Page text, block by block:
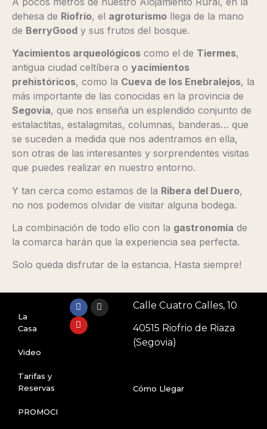
dehesa de Riofrío, el agroturismo llega de la mano
de BerryGood y sus frutos del bosque.
Yacimientos arqueológicos como el de Tiermes,
antigua ciudad celtíbera o yacimientos
prehistóricos, como la Cueva de los Enebralejos, la
más importante de las conocidas en la provincia de
Segovia, que nos enseña un esplendido conjunto de
estalactitas, estalagmitas, columnas, banderas… que
se suceden a medida que nos adentramos en ella,
son otras de las interesantes y sorprendentes visitas
que puedes realizar en nuestro entorno.
Y tan cerca como estamos de la Ribera del Duero,
no nos podemos olvidar de visitar alguna bodega.
La combinación de todo ello con la gastronomía de
la comarca harán que la experiencia sea perfecta.
Solo queda disfrutar de la estancia. Hasta siempre!
La
Casa
Video
Tarifas y
Reservas
PROMOCIONES
Calle Cuatro Calles, 10
40515 Riofrio de Riaza
(Segovia)
Cómo Llegar